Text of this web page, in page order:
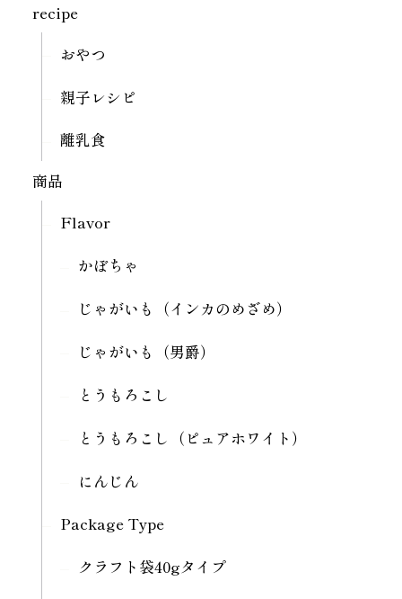
recipe
おやつ
親子レシピ
離乳食
商品
Flavor
かぼちゃ
じゃがいも（インカのめざめ）
じゃがいも（男爵）
とうもろこし
とうもろこし（ピュアホワイト）
にんじん
Package Type
クラフト袋40gタイプ